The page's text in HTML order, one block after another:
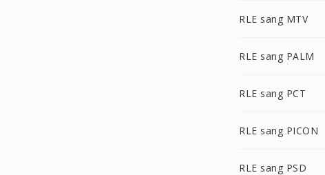
RLE sang MTV
RLE sang PALM
RLE sang PCT
RLE sang PICON
RLE sang PSD